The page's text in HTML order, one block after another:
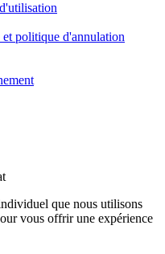
et politique d'annulation
que nous utilisons
vous offrir une expérience